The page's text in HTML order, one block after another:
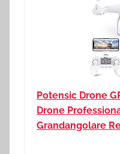
Potensic Drone
Drone
Grandangolare